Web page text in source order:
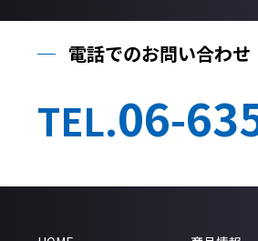
電話でのお問い合わせ
TEL.06-